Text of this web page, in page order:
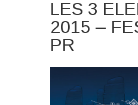
LES 3
2015 –
PR